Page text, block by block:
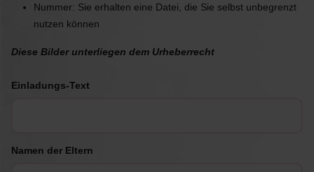
Nummer: Sie erhalten eine Datei, die Sie selbst unbegrenzt
nutzen können
Diese Bilder unterliegen dem Urheberrecht
Einladungs-Text
Namen der Eltern